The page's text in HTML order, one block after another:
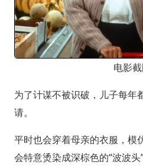
电影
为了计谋不被识破，儿子每年
请。
平时也会穿着母亲的衣服，模
会特意烫染成深棕色的“波波